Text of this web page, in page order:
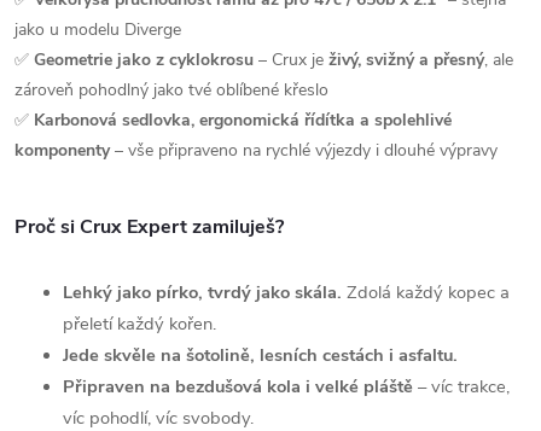
jako u modelu Diverge
✅ Geometrie jako z cyklokrosu – Crux je živý, svižný a přesný, ale
zároveň pohodlný jako tvé oblíbené křeslo
✅ Karbonová sedlovka, ergonomická řídítka a spolehlivé
komponenty– vše připraveno na rychlé výjezdy i dlouhé výpravy
Proč si Crux Expert zamiluješ?
Lehký jako pírko, tvrdý jako skála. Zdolá každý kopec a
přeletí každý kořen.
Jede skvěle na šotolině, lesních cestách i asfaltu.
Připraven na bezdušová kola i velké pláště – víc trakce,
víc pohodlí, víc svobody.